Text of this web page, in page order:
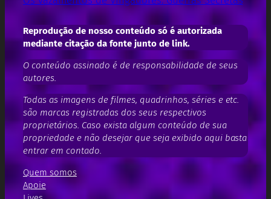
Reprodução de nosso conteúdo só é autorizada
mediante citação da fonte junto de link.
O conteúdo assinado é de responsabilidade de seus
autores.
Todas as imagens de filmes, quadrinhos, séries e etc.
são marcas registradas dos seus respectivos
proprietários. Caso exista algum conteúdo de sua
propriedade e não desejar que seja exibido aqui basta
entrar em contado.
Quem somos
Apoie